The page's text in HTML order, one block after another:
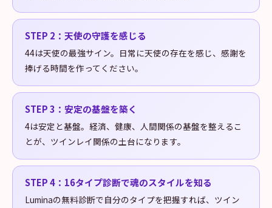
STEP 2 ： 天使の守護を感じる
44は天使の最強サイン。日常に天使の存在を感じ、感謝を
捧げる時間を作ってください。
STEP3 ： 安定の基盤を築く
4は安定と基盤。経済、健康、人間関係の基盤を整えるこ
とが、ツインレイ関係の土台になります。
STEP4 ： 16タイプ診断で魂のスタイルを知る
Luminaの無料診断で自分のタイプを把握すれば、ツイン